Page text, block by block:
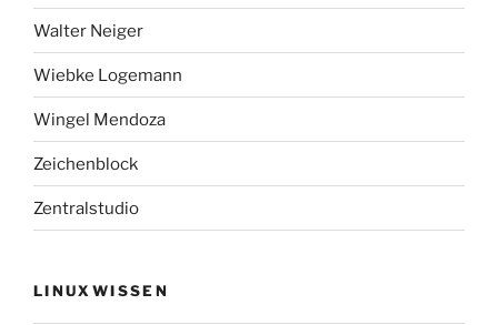
Walter Neiger
Wiebke Logemann
Wingel Mendoza
Zeichenblock
Zentralstudio
LINUXWISSEN